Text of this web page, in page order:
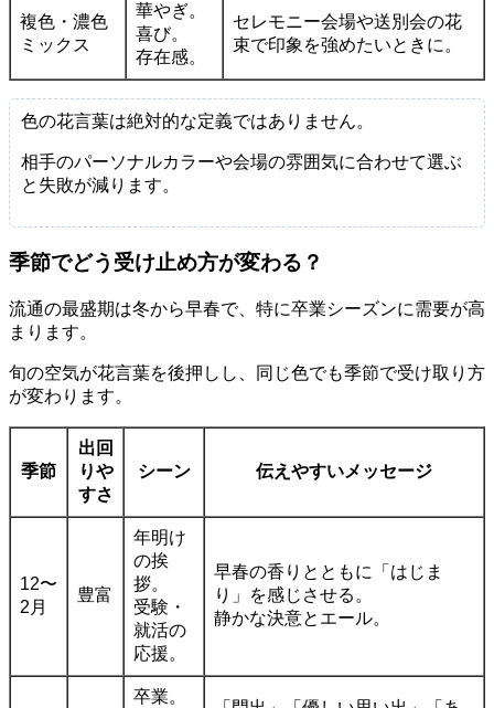
複色・濃色
ミックス
華やぎ。
喜び。
存在感。
セレモニー会場や送別会の花
束で印象を強めたいときに。
色の花言葉は絶対的な定義ではありません。
相手のパーソナルカラーや会場の雰囲気に合わせて選ぶ
と失敗が減ります。
季節でどう受け止め方が変わる？
流通の最盛期は冬から早春で、特に卒業シーズンに需要が高
まります。
旬の空気が花言葉を後押しし、同じ色でも季節で受け取り方
が変わります。
季節
出回
りや
すさ
シーン 伝えやすいメッセージ
12〜
2月
豊富
年明け
の挨
拶。
受験・
就活の
応援。
早春の香りとともに「はじま
り」を感じさせる。
静かな決意とエール。
卒業。